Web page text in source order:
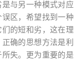
与另一种模式对应
区，希望找到一种
的短和劣，这在理
确的思想方法是利
失。更为重要的是